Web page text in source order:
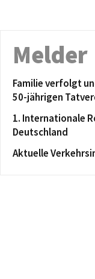
Melder
Familie verfolgt
50-jährigen
1. Internationale
Deutschland
Aktuelle